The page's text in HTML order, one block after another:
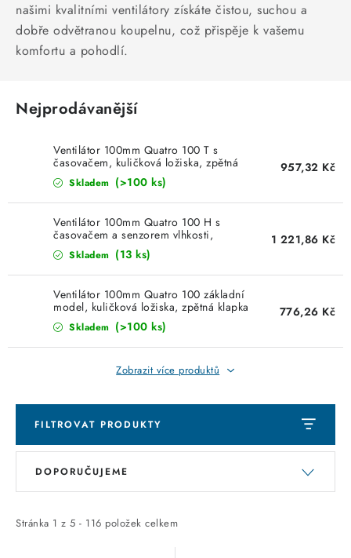
SVÍTIDLA technická
VÝPRODEJ
Položky bez zařazené kategorie dle výrobců
OSVĚTLENÍ
Otevírací doba výdejny
Obchodní podmínky
Ochrana osobních údajů
Moje objednávka
našimi kvalitními ventilátory získáte čistou, suchou a
dobře odvětranou koupelnu, což přispěje k vašemu
komfortu a pohodlí.
Nejprodávanější
Ventilátor 100mm Quatro 100 T s
časovačem, kuličková ložiska, zpětná
klapka Blauberg
Skladem (>100 ks)
957,32 Kč
Ventilátor 100mm Quatro 100 H s
časovačem a senzorem vlhkosti,
kuličková ložiska, zpětná klapka
Blauberg
Skladem (13 ks)
1 221,86 Kč
Ventilátor 100mm Quatro 100 základní
model, kuličková ložiska, zpětná klapka
Blauberg
Skladem (>100 ks)
776,26 Kč
Zobrazit více produktů
FILTROVAT PRODUKTY
V
i
Stránka 1 z 5 - 116 položek celkem
Ř
e
DOPORUČUJEME